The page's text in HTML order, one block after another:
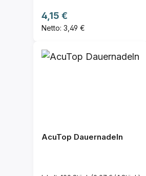
Regulärer Preis:
4,15 €
Netto: 3,49 €
AcuTop Dauernadeln